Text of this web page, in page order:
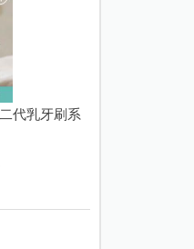
代乳牙刷系